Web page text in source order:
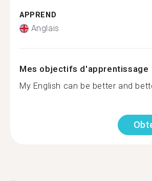
APPREND
Anglais
Mes objectifs d'apprentissage
My English can be better and